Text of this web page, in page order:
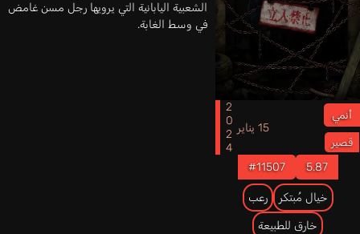
أنمي
قصير
15 يناير 2024
5.87
#11507
خيال مُبتكر رعب
خارق للطبيعة
الشعبية اليابانية التي يرويها رجل مسن غامض
في وسط الغابة.